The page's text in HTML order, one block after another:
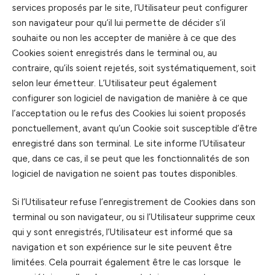
services proposés par le site, l’Utilisateur peut configurer
son navigateur pour qu’il lui permette de décider s’il
souhaite ou non les accepter de manière à ce que des
Cookies soient enregistrés dans le terminal ou, au
contraire, qu’ils soient rejetés, soit systématiquement, soit
selon leur émetteur. L’Utilisateur peut également
configurer son logiciel de navigation de manière à ce que
l’acceptation ou le refus des Cookies lui soient proposés
ponctuellement, avant qu’un Cookie soit susceptible d’être
enregistré dans son terminal. Le site informe l’Utilisateur
que, dans ce cas, il se peut que les fonctionnalités de son
logiciel de navigation ne soient pas toutes disponibles.
Si l’Utilisateur refuse l’enregistrement de Cookies dans son
terminal ou son navigateur, ou si l’Utilisateur supprime ceux
qui y sont enregistrés, l’Utilisateur est informé que sa
navigation et son expérience sur le site peuvent être
limitées. Cela pourrait également être le cas lorsque le